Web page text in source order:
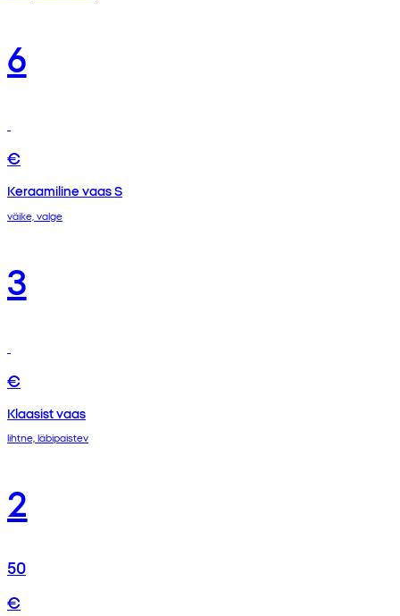
6
€
Keraamiline vaas S
väike, valge
3
€
Klaasist vaas
lihtne, läbipaistev
2
50
€